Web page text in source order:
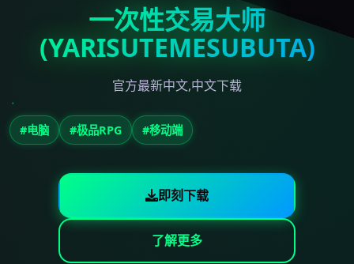
一次性交易大师
(YARISUTEMESUBUTA)
官方最新中文,中文下载
#电脑 #极品RPG #移动端
即刻下载
了解更多